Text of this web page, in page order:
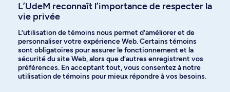
Langues
Facebook Instagram
L’UdeM reconnaît l’importance de respecter la
vie privée
L’utilisation de témoins nous permet d’améliorer et de
personnaliser votre expérience Web. Certains témoins
sont obligatoires pour assurer le fonctionnement et la
sécurité du site Web, alors que d’autres enregistrent vos
préférences. En acceptant tout, vous consentez à notre
utilisation de témoins pour mieux répondre à vos besoins.